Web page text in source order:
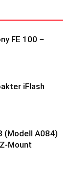
FE 100 –
iFlash
(Modell A084)
Mount